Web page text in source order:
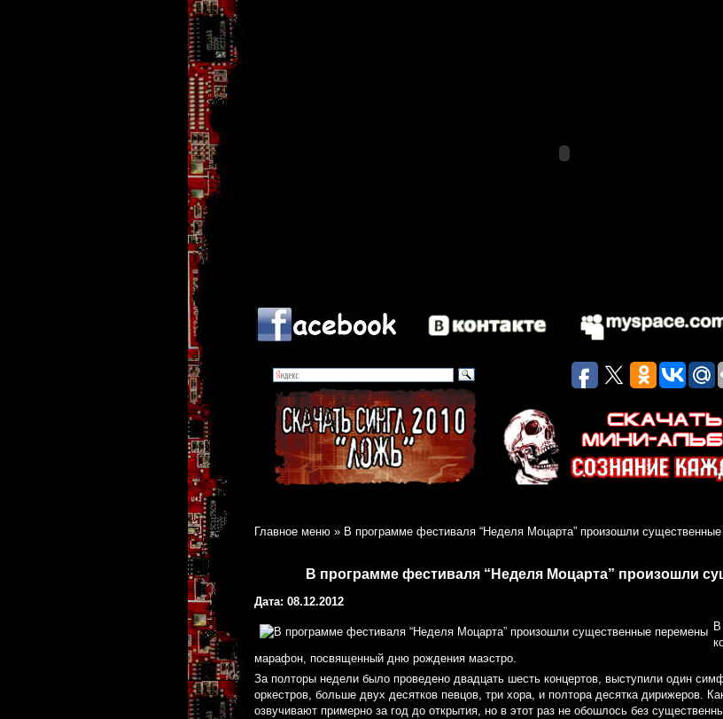
Главное меню » В программе фестиваля “Неделя Моцарта” произошли
В программе фестиваля “Неделя Моцарта” произошли
Дата: 08.12.2012
марафон, посвященный дню рождения маэстро.
За полторы недели было проведено двадцать шесть концертов, выступили один
оркестров, больше двух десятков певцов, три хора, и полтора десятка дирижеров.
озвучивают примерно за год до открытия, но в этот раз не обошлось без